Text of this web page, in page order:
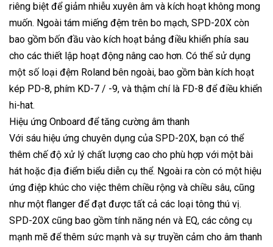
riêng biệt để giảm nhiễu xuyên âm và kích hoạt không mong
muốn. Ngoài tám miếng đệm trên bo mạch, SPD-20X còn
bao gồm bốn đầu vào kích hoạt bảng điều khiển phía sau
cho các thiết lập hoạt động nâng cao hơn. Có thể sử dụng
một số loại đệm Roland bên ngoài, bao gồm bàn kích hoạt
kép PD-8, phím KD-7 / -9, và thậm chí là FD-8 để điều khiển
hi-hat.
Hiệu ứng Onboard để tăng cường âm thanh
Với sáu hiệu ứng chuyên dụng của SPD-20X, bạn có thể
thêm chế độ xử lý chất lượng cao cho phù hợp với một bài
hát hoặc địa điểm biểu diễn cụ thể. Ngoài ra còn có một hiệu
ứng điệp khúc cho việc thêm chiều rộng và chiều sâu, cũng
như một flanger để đạt được tất cả các loại tông thú vị.
SPD-20X cũng bao gồm tính năng nén và EQ, các công cụ
mạnh mẽ để thêm sức mạnh và sự truyền cảm cho âm thanh